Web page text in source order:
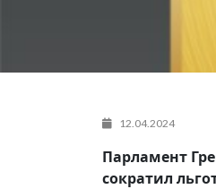
12.04.2024
Парламент
сократил